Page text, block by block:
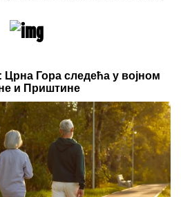
Danas se majke mole